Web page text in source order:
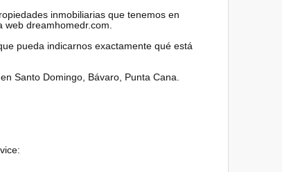
inmobiliarias que tenemos en
dreamhomedr.com.
pueda indicarnos exactamente qué está
Santo Domingo, Bávaro, Punta Cana.